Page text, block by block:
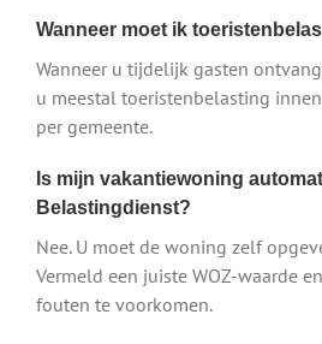
Wanneer moet ik
Wanneer u tijdelijk gasten
u meestal toeristenbelasting
per gemeente.
Is mijn vakantiewoning
Belastingdienst?
Nee. U moet de woning zelf
Vermeld een juiste WOZ-waarde
fouten te voorkomen.